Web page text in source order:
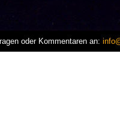
oder Kommentaren an: